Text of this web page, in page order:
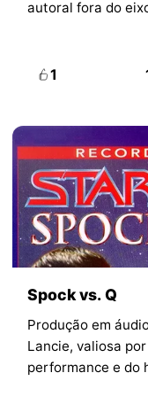
autoral fora do
1
Spock vs. Q
Produção em
Lancie, valiosa
performance e do